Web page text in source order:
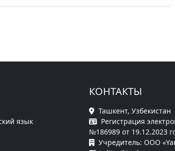
язык
КОНТАКТЫ
Ташкент, Узбекистан
Регистрация
№186989 от 19.12.2023
Учредитель: ООО